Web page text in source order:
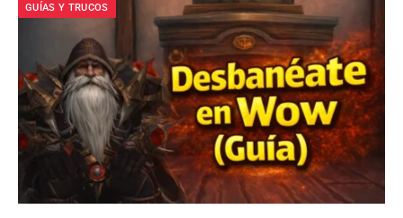
GUÍAS Y TRUCOS